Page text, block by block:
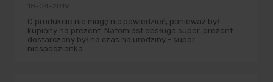
18-04-2019
O produkcie nie mogę nic powiedzieć, ponieważ był
kupiony na prezent. Natomiast obsługa super, prezent
dostarczony był na czas na urodziny - super
niespodzianka.